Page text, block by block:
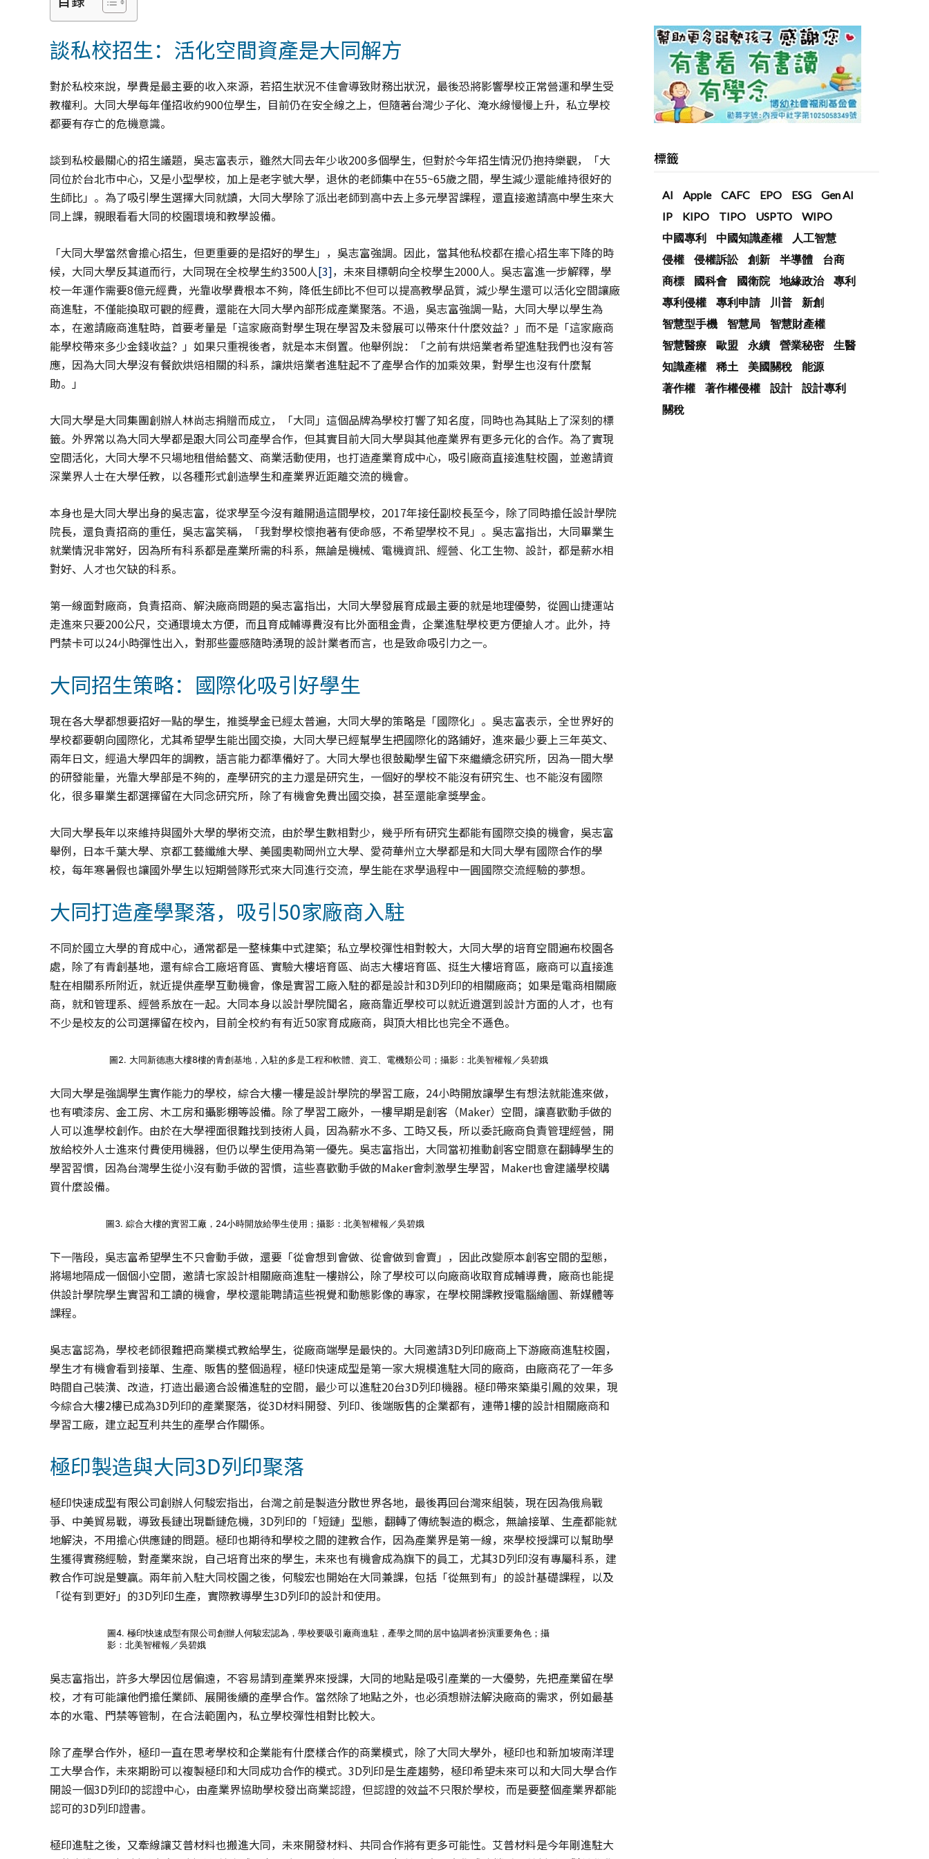
談私校招生：活化空間資產是大同解方
對於私校來說，學費是最主要的收入來源，若招生狀況不佳會導致財務出狀況，最後恐將影響學校正常營運和學生受
教權利。大同大學每年僅招收約900位學生，目前仍在安全線之上，但隨著台灣少子化、淹水線慢慢上升，私立學校
都要有存亡的危機意識。
談到私校最關心的招生議題，吳志富表示，雖然大同去年少收200多個學生，但對於今年招生情況仍抱持樂觀，「大
同位於台北市中心，又是小型學校，加上是老字號大學，退休的老師集中在55~65歲之間，學生減少還能維持很好的
生師比」。為了吸引學生選擇大同就讀，大同大學除了派出老師到高中去上多元學習課程，還直接邀請高中學生來大
同上課，親眼看看大同的校園環境和教學設備。
「大同大學當然會擔心招生，但更重要的是招好的學生」，吳志富強調。因此，當其他私校都在擔心招生率下降的時
候，大同大學反其道而行，大同現在全校學生約3500人[3]，未來目標朝向全校學生2000人。吳志富進一步解釋，學
校一年運作需要8億元經費，光靠收學費根本不夠，降低生師比不但可以提高教學品質，減少學生還可以活化空間讓廠
商進駐，不僅能換取可觀的經費，還能在大同大學內部形成產業聚落。不過，吳志富強調一點，大同大學以學生為
本，在邀請廠商進駐時，首要考量是「這家廠商對學生現在學習及未發展可以帶來什什麼效益？」而不是「這家廠商
能學校帶來多少金錢收益？」如果只重視後者，就是本末倒置。他舉例說：「之前有烘焙業者希望進駐我們也沒有答
應，因為大同大學沒有餐飲烘焙相關的科系，讓烘焙業者進駐起不了產學合作的加乘效果，對學生也沒有什麼幫
助。」
大同大學是大同集團創辦人林尚志捐贈而成立，「大同」這個品牌為學校打響了知名度，同時也為其貼上了深刻的標
籤。外界常以為大同大學都是跟大同公司產學合作，但其實目前大同大學與其他產業界有更多元化的合作。為了實現
空間活化，大同大學不只場地租借給藝文、商業活動使用，也打造產業育成中心，吸引廠商直接進駐校園，並邀請資
深業界人士在大學任教，以各種形式創造學生和產業界近距離交流的機會。
本身也是大同大學出身的吳志富，從求學至今沒有離開過這間學校，2017年接任副校長至今，除了同時擔任設計學院
院長，還負責招商的重任，吳志富笑稱，「我對學校懷抱著有使命感，不希望學校不見」。吳志富指出，大同畢業生
就業情況非常好，因為所有科系都是產業所需的科系，無論是機械、電機資訊、經營、化工生物、設計，都是薪水相
對好、人才也欠缺的科系。
第一線面對廠商，負責招商、解決廠商問題的吳志富指出，大同大學發展育成最主要的就是地理優勢，從圓山捷運站
走進來只要200公尺，交通環境太方便，而且育成輔導費沒有比外面租金貴，企業進駐學校更方便搶人才。此外，持
門禁卡可以24小時彈性出入，對那些靈感隨時湧現的設計業者而言，也是致命吸引力之一。
大同招生策略：國際化吸引好學生
現在各大學都想要招好一點的學生，推獎學金已經太普遍，大同大學的策略是「國際化」。吳志富表示，全世界好的
學校都要朝向國際化，尤其希望學生能出國交換，大同大學已經幫學生把國際化的路鋪好，進來最少要上三年英文、
兩年日文，經過大學四年的調教，語言能力都準備好了。大同大學也很鼓勵學生留下來繼續念研究所，因為一間大學
的研發能量，光靠大學部是不夠的，產學研究的主力還是研究生，一個好的學校不能沒有研究生、也不能沒有國際
化，很多畢業生都選擇留在大同念研究所，除了有機會免費出國交換，甚至還能拿獎學金。
大同大學長年以來維持與國外大學的學術交流，由於學生數相對少，幾乎所有研究生都能有國際交換的機會，吳志富
舉例，日本千葉大學、京都工藝纖維大學、美國奧勒岡州立大學、愛荷華州立大學都是和大同大學有國際合作的學
校，每年寒暑假也讓國外學生以短期營隊形式來大同進行交流，學生能在求學過程中一圓國際交流經驗的夢想。
大同打造產學聚落，吸引50家廠商入駐
不同於國立大學的育成中心，通常都是一整棟集中式建築；私立學校彈性相對較大，大同大學的培育空間遍布校園各
處，除了有青創基地，還有綜合工廠培育區、實驗大樓培育區、尚志大樓培育區、挺生大樓培育區，廠商可以直接進
駐在相關系所附近，就近提供產學互動機會，像是實習工廠入駐的都是設計和3D列印的相關廠商；如果是電商相關廠
商，就和管理系、經營系放在一起。大同本身以設計學院聞名，廠商靠近學校可以就近遴選到設計方面的人才，也有
不少是校友的公司選擇留在校內，目前全校約有有近50家育成廠商，與頂大相比也完全不遜色。
圖2. 大同新德惠大樓8樓的青創基地，入駐的多是工程和軟體、資工、電機類公司；攝影：北美智權報／吳碧娥
大同大學是強調學生實作能力的學校，綜合大樓一樓是設計學院的學習工廠，24小時開放讓學生有想法就能進來做，
也有噴漆房、金工房、木工房和攝影棚等設備。除了學習工廠外，一樓早期是創客（Maker）空間，讓喜歡動手做的
人可以進學校創作。由於在大學裡面很難找到技術人員，因為薪水不多、工時又長，所以委託廠商負責管理經營，開
放給校外人士進來付費使用機器，但仍以學生使用為第一優先。吳志富指出，大同當初推動創客空間意在翻轉學生的
學習習慣，因為台灣學生從小沒有動手做的習慣，這些喜歡動手做的Maker會刺激學生學習，Maker也會建議學校購
買什麼設備。
圖3. 綜合大樓的實習工廠，24小時開放給學生使用；攝影：北美智權報／吳碧娥
下一階段，吳志富希望學生不只會動手做，還要「從會想到會做、從會做到會賣」，因此改變原本創客空間的型態，
將場地隔成一個個小空間，邀請七家設計相關廠商進駐一樓辦公，除了學校可以向廠商收取育成輔導費，廠商也能提
供設計學院學生實習和工讀的機會，學校還能聘請這些視覺和動態影像的專家，在學校開課教授電腦繪圖、新媒體等
課程。
吳志富認為，學校老師很難把商業模式教給學生，從廠商端學是最快的。大同邀請3D列印廠商上下游廠商進駐校園，
學生才有機會看到接單、生產、販售的整個過程，極印快速成型是第一家大規模進駐大同的廠商，由廠商花了一年多
時間自己裝潢、改造，打造出最適合設備進駐的空間，最少可以進駐20台3D列印機器。極印帶來築巢引鳳的效果，現
今綜合大樓2樓已成為3D列印的產業聚落，從3D材料開發、列印、後端販售的企業都有，連帶1樓的設計相關廠商和
學習工廠，建立起互利共生的產學合作關係。
極印製造與大同3D列印聚落
極印快速成型有限公司創辦人何駿宏指出，台灣之前是製造分散世界各地，最後再回台灣來組裝，現在因為俄烏戰
爭、中美貿易戰，導致長鏈出現斷鏈危機，3D列印的「短鏈」型態，翻轉了傳統製造的概念，無論接單、生產都能就
地解決，不用擔心供應鏈的問題。極印也期待和學校之間的建教合作，因為產業界是第一線，來學校授課可以幫助學
生獲得實務經驗，對產業來說，自己培育出來的學生，未來也有機會成為旗下的員工，尤其3D列印沒有專屬科系，建
教合作可說是雙贏。兩年前入駐大同校園之後，何駿宏也開始在大同兼課，包括「從無到有」的設計基礎課程，以及
「從有到更好」的3D列印生產，實際教導學生3D列印的設計和使用。
圖4. 極印快速成型有限公司創辦人何駿宏認為，學校要吸引廠商進駐，產學之間的居中協調者扮演重要角色；攝
影：北美智權報／吳碧娥
吳志富指出，許多大學因位居偏遠，不容易請到產業界來授課，大同的地點是吸引產業的一大優勢，先把產業留在學
校，才有可能讓他們擔任業師、展開後續的產學合作。當然除了地點之外，也必須想辦法解決廠商的需求，例如最基
本的水電、門禁等管制，在合法範圍內，私立學校彈性相對比較大。
除了產學合作外，極印一直在思考學校和企業能有什麼樣合作的商業模式，除了大同大學外，極印也和新加坡南洋理
工大學合作，未來期盼可以複製極印和大同成功合作的模式。3D列印是生產趨勢，極印希望未來可以和大同大學合作
開設一個3D列印的認證中心，由產業界協助學校發出商業認證，但認證的效益不只限於學校，而是要整個產業界都能
認可的3D列印證書。
極印進駐之後，又牽線讓艾普材料也搬進大同，未來開發材料、共同合作將有更多可能性。艾普材料是今年剛進駐大
標籤
AI Apple CAFC EPO ESG
Gen AI
IP
KIPO TIPO USPTO
WIPO
中國專利
中國知識產權
人工智慧
侵權
侵權訴訟 創新 半導體
台商
商標
國科會 國衛院 地緣政治
專利
專利侵權
專利申請 川普
新創
智慧型手機
智慧局
智慧財產權
智慧醫療
歐盟 永續 營業秘密
生醫
知識產權
稀土 美國關稅
能源
著作權
著作權侵權 設計
設計專利
關稅